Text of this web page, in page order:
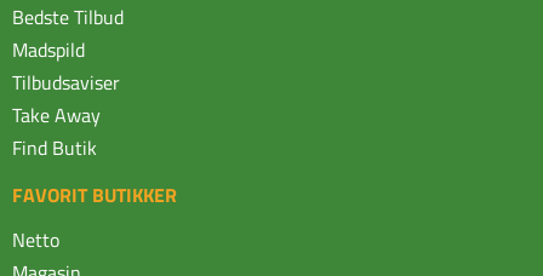
Bedste Tilbud
Madspild
Tilbudsaviser
Take Away
Find Butik
FAVORIT BUTIKKER
Netto